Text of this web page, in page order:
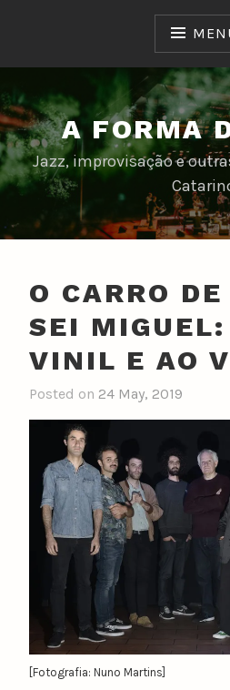
A FORMA
Jazz, improvisação e
O CARRO
SEI MIGUEL:
VINIL E AO
Posted on 24 May, 2019
y
n
o
a
r
n
[Fotografia: Nuno Martins]